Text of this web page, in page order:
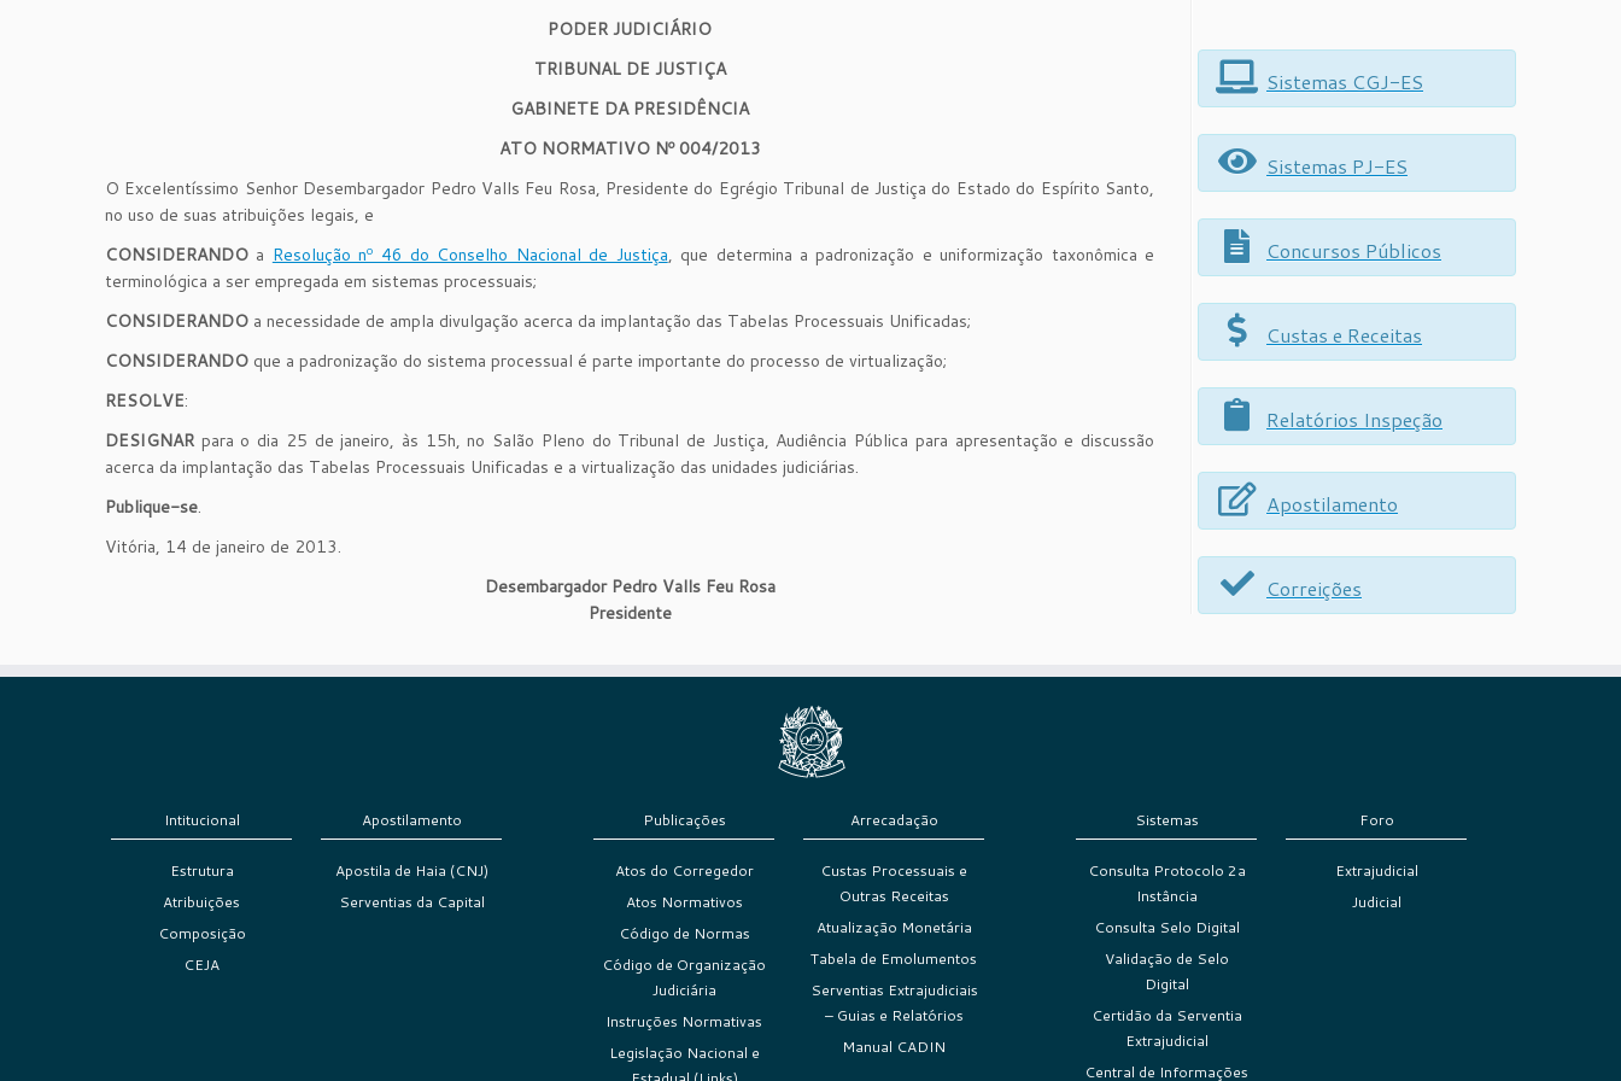
PODER JUDICIÁRIO
TRIBUNAL DE JUSTIÇA
GABINETE DA PRESIDÊNCIA
ATO NORMATIVO Nº 004/2013
O Excelentíssimo Senhor Desembargador Pedro Valls Feu Rosa, Presidente do Egrégio Tribunal de Justiça do Estado do Espírito Santo,
no uso de suas atribuições legais, e
CONSIDERANDO a Resolução nº 46 do Conselho Nacional de Justiça, que determina a padronização e uniformização taxonômica e
terminológica a ser empregada em sistemas processuais;
CONSIDERANDO a necessidade de ampla divulgação acerca da implantação das Tabelas Processuais Unificadas;
CONSIDERANDO que a padronização do sistema processual é parte importante do processo de virtualização;
RESOLVE:
DESIGNAR para o dia 25 de janeiro, às 15h, no Salão Pleno do Tribunal de Justiça, Audiência Pública para apresentação e discussão
acerca da implantação das Tabelas Processuais Unificadas e a virtualização das unidades judiciárias.
Publique-se.
Vitória, 14 de janeiro de 2013.
Desembargador Pedro Valls Feu Rosa
Presidente
Sistemas CGJ-ES
Sistemas PJ-ES
Concursos Públicos
Custas e Receitas
Relatórios Inspeção
Apostilamento
Correições
Intitucional
Estrutura
Atribuições
Composição
CEJA
Apostilamento
Apostila de Haia (CNJ)
Serventias da Capital
Publicações
Atos do Corregedor
Atos Normativos
Código de Normas
Código de Organização
Judiciária
Instruções Normativas
Legislação Nacional e
Arrecadação
Custas Processuais e
Outras Receitas
Atualização Monetária
Tabela de Emolumentos
Serventias Extrajudiciais
– Guias e Relatórios
Manual CADIN
Sistemas
Consulta Protocolo 2a
Instância
Consulta Selo Digital
Validação de Selo
Digital
Certidão da Serventia
Extrajudicial
Central de Informações
Foro
Extrajudicial
Judicial